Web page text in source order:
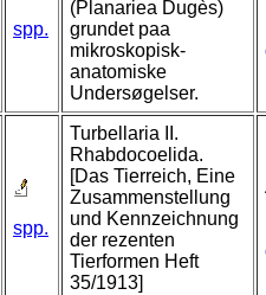
spp.
(Planariea Dugès)
grundet paa
mikroskopisk-
anatomiske
Undersøgelser.
spp.
Turbellaria II.
Rhabdocoelida.
[Das Tierreich, Eine
Zusammenstellung
und Kennzeichnung
der rezenten
Tierformen Heft
35/1913]